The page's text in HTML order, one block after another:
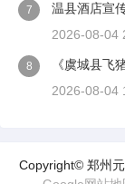
7
温县酒店宣
2026-08-04
8
《虞城县飞
2026-08-04
Copyright© 郑州